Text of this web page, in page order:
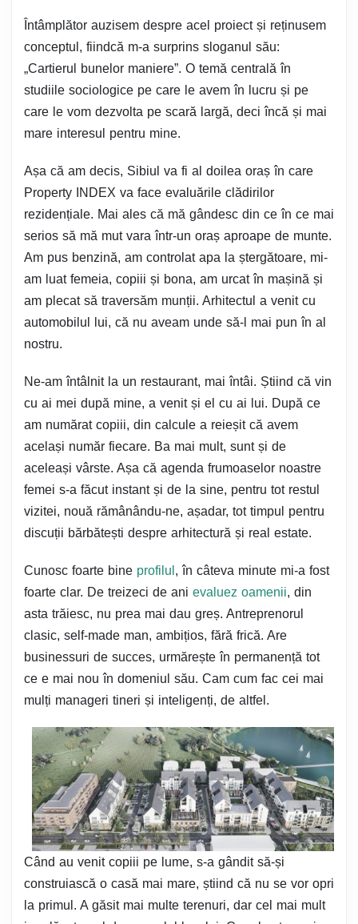
Întâmplător auzisem despre acel proiect și reținusem
conceptul, fiindcă m-a surprins sloganul său:
„Cartierul bunelor maniere”. O temă centrală în
studiile sociologice pe care le avem în lucru și pe
care le vom dezvolta pe scară largă, deci încă și mai
mare interesul pentru mine.
Așa că am decis, Sibiul va fi al doilea oraș în care
Property INDEX va face evaluările clădirilor
rezidențiale. Mai ales că mă gândesc din ce în ce mai
serios să mă mut vara într-un oraș aproape de munte.
Am pus benzină, am controlat apa la ștergătoare, mi-
am luat femeia, copiii și bona, am urcat în mașină și
am plecat să traversăm munții. Arhitectul a venit cu
automobilul lui, că nu aveam unde să-l mai pun în al
nostru.
Ne-am întâlnit la un restaurant, mai întâi. Știind că vin
cu ai mei după mine, a venit și el cu ai lui. După ce
am numărat copiii, din calcule a reieșit că avem
același număr fiecare. Ba mai mult, sunt și de
aceleași vârste. Așa că agenda frumoaselor noastre
femei s-a făcut instant și de la sine, pentru tot restul
vizitei, nouă rămânându-ne, așadar, tot timpul pentru
discuții bărbătești despre arhitectură și real estate.
Cunosc foarte bine profilul , în câteva minute mi-a fost
foarte clar. De treizeci de ani evaluez oamenii, din
asta trăiesc, nu prea mai dau greș. Antreprenorul
clasic, self-made man, ambițios, fără frică. Are
businessuri de succes, urmărește în permanență tot
ce e mai nou în domeniul său. Cam cum fac cei mai
mulți manageri tineri și inteligenți, de altfel.
Când au venit copiii pe lume, s-a gândit să-și
construiască o casă mai mare, știind că nu se vor opri
la primul. A găsit mai multe terenuri, dar cel mai mult